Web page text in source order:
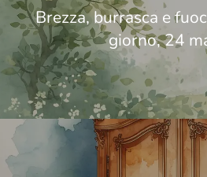
Brezza, burrasca e
giorno, 24